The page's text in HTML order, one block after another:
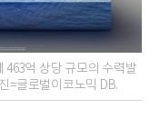
463억 상당 규모의 수력발
=글로벌이코노믹 DB.